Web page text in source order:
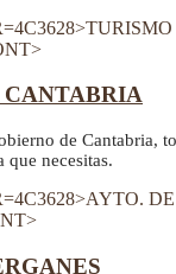
de Cantabria,
necesitas.